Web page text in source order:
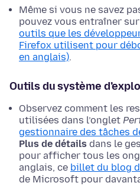
Même si vous ne savez
pouvez vous entraîner
outils que les
Firefox utilisent pour
en anglais).
Outils du système
Observez comment les
utilisées dans l’onglet
gestionnaire des tâches
Plus de détails dans le
pour afficher tous les
anglais, ce billet du blog
de Microsoft pour